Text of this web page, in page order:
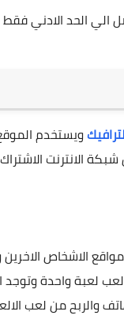
الي الحد الادني
الانترنت
الاشخاص الاخرين
تصل الي 200 دولار من خلال
والربح من لعب